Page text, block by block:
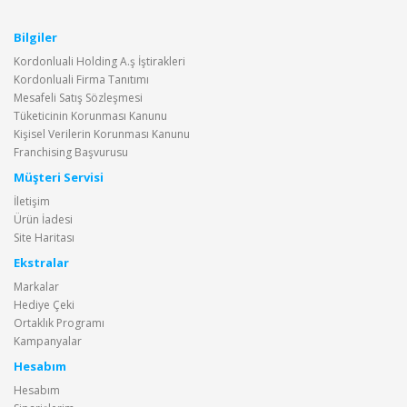
Bilgiler
Kordonluali Holding A.ş İştirakleri
Kordonluali Firma Tanıtımı
Mesafeli Satış Sözleşmesi
Tüketicinin Korunması Kanunu
Kişisel Verilerin Korunması Kanunu
Franchising Başvurusu
Müşteri Servisi
İletişim
Ürün İadesi
Site Haritası
Ekstralar
Markalar
Hediye Çeki
Ortaklık Programı
Kampanyalar
Hesabım
Hesabım